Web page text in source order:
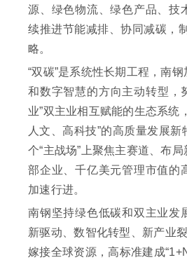
源、绿色物流、绿色产品、技
续推进节能减排、协同减碳，
略。
“双碳”是系统性长期工程，南
和数字智慧的方向主动转型，
业”双主业相互赋能的生态系统
人文、高科技”的高质量发展
个“主战场”上聚焦主赛道、布
部企业、千亿美元管理市值的
加速行进。
南钢坚持绿色低碳和双主业发
新驱动、数智化转型、新产业
嫁接全球资源，高标准建成